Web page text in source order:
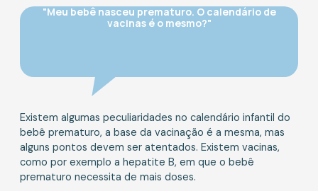
"Meu bebê nasceu prematuro. O calendário de
vacinas é o mesmo?"
Existem algumas peculiaridades no calendário infantil do
bebê prematuro, a base da vacinação é a mesma, mas
alguns pontos devem ser atentados. Existem vacinas,
como por exemplo a hepatite B, em que o bebê
prematuro necessita de mais doses.